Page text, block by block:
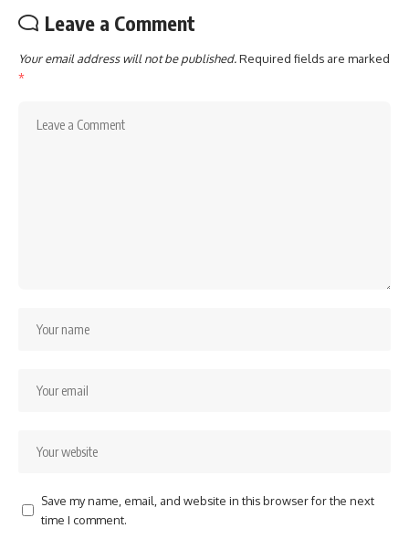
Leave a Comment
Your email address will not be published.Required fields are marked
*
Save my name, email, and website in this browser for the next
time I comment.